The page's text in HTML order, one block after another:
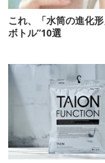
これ、「水筒の進化
ボトル”10選